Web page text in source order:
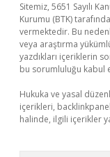
Sitemiz, 5651 Sayılı
Kurumu (BTK)
vermektedir. Bu
veya araştırma
yazdıkları içeriklerin
bu sorumluluğu kabul
Hukuka ve yasal
içerikleri,
halinde, ilgili içerikler